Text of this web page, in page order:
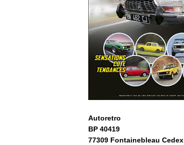
Autoretro
BP 40419
77309 Fontainebleau Cedex